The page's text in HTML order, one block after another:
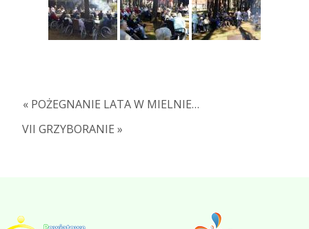
« POŻEGNANIE LATA W MIELNIE…
VII GRZYBORANIE »